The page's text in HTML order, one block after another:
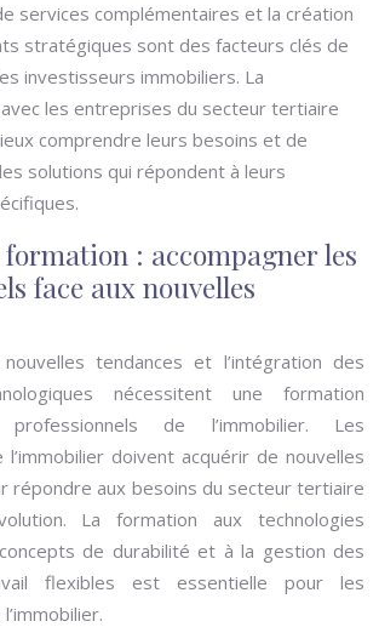
services complémentaires et la création
stratégiques sont des facteurs clés de
investisseurs immobiliers. La
les entreprises du secteur tertiaire
comprendre leurs besoins et de
solutions qui répondent à leurs
: accompagner les
face aux nouvelles
nouvelles tendances et l’intégration des
nécessitent une formation
de l’immobilier. Les
doivent acquérir de nouvelles
répondre aux besoins du secteur tertiaire
La formation aux technologies
de durabilité et à la gestion des
flexibles est essentielle pour les